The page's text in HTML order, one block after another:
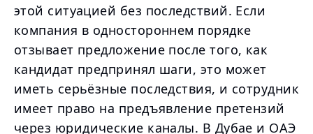
этой ситуацией без последствий. Если
компания в одностороннем порядке
отзывает предложение после того, как
кандидат предпринял шаги, это может
иметь серьёзные последствия, и сотрудник
имеет право на предъявление претензий
через юридические каналы. В Дубае и ОАЭ